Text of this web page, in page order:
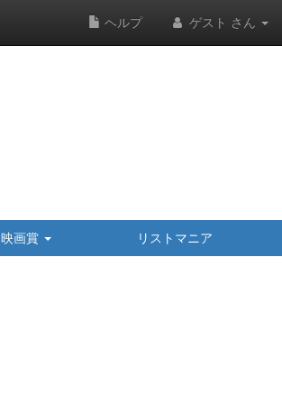
ヘルプ ゲスト さん
映画賞 リストマニア